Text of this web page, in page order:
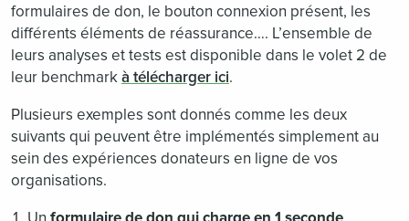
formulaires de don, le bouton connexion présent, les
différents éléments de réassurance…. L’ensemble de
leurs analyses et tests est disponible dans le volet 2 de
leur benchmarkà télécharger ici.
Plusieurs exemples sont donnés comme les deux
suivants qui peuvent être implémentés simplement au
sein des expériences donateurs en ligne de vos
organisations.